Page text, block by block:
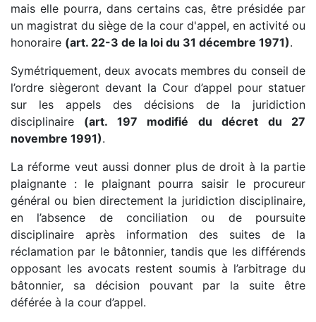
mais elle pourra, dans certains cas, être présidée par
un magistrat du siège de la cour d'appel, en activité ou
honoraire (art. 22-3 de la loi du 31 décembre 1971).
Symétriquement, deux avocats membres du conseil de
l’ordre siègeront devant la Cour d’appel pour statuer
sur les appels des décisions de la juridiction
disciplinaire (art. 197 modifié du décret du 27
novembre 1991).
La réforme veut aussi donner plus de droit à la partie
plaignante : le plaignant pourra saisir le procureur
général ou bien directement la juridiction disciplinaire,
en l’absence de conciliation ou de poursuite
disciplinaire après information des suites de la
réclamation par le bâtonnier, tandis que les différends
opposant les avocats restent soumis à l’arbitrage du
bâtonnier, sa décision pouvant par la suite être
déférée à la cour d’appel.